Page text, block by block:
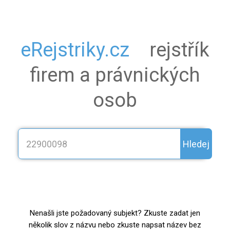
eRejstriky.cz
rejstřík
firem a právnických
osob
Hledej
Nenašli jste požadovaný subjekt? Zkuste zadat jen
několik slov z názvu nebo zkuste napsat název bez